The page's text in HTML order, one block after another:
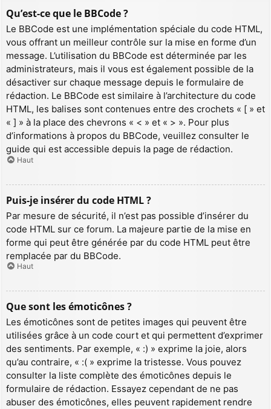
Qu’est-ce que le BBCode ?
Le BBCode est une implémentation spéciale du code HTML,
vous offrant un meilleur contrôle sur la mise en forme d’un
message. L’utilisation du BBCode est déterminée par les
administrateurs, mais il vous est également possible de la
désactiver sur chaque message depuis le formulaire de
rédaction. Le BBCode est similaire à l’architecture du code
HTML, les balises sont contenues entre des crochets « [ » et
« ] » à la place des chevrons « < » et « > ». Pour plus
d’informations à propos du BBCode, veuillez consulter le
guide qui est accessible depuis la page de rédaction.
Haut
Puis-je insérer du code HTML ?
Par mesure de sécurité, il n’est pas possible d’insérer du
code HTML sur ce forum. La majeure partie de la mise en
forme qui peut être générée par du code HTML peut être
remplacée par du BBCode.
Haut
Que sont les émoticônes ?
Les émoticônes sont de petites images qui peuvent être
utilisées grâce à un code court et qui permettent d’exprimer
des sentiments. Par exemple, « :) » exprime la joie, alors
qu’au contraire, « :( » exprime la tristesse. Vous pouvez
consulter la liste complète des émoticônes depuis le
formulaire de rédaction. Essayez cependant de ne pas
abuser des émoticônes, elles peuvent rapidement rendre